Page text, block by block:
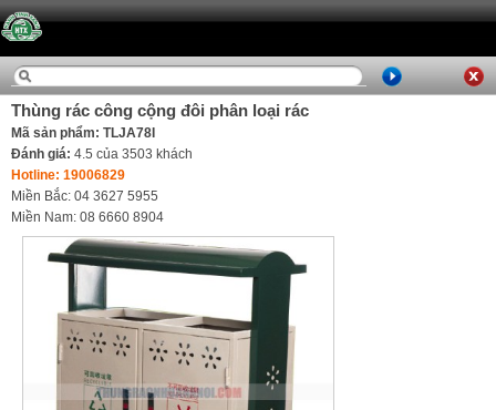
Thùng rác công cộng đôi phân loại rác
Mã sản phẩm: TLJA78I
Đánh giá: 4.5 của 3503 khách
Hotline: 19006829
Miền Bắc: 04 3627 5955
Miền Nam: 08 6660 8904